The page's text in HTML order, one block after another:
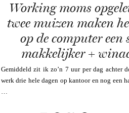
Working moms
twee muizen maken
op de computer een
makkelijker +
Gemiddeld zit ik zo’n 7 uur per dag achter
werk drie hele dagen op kantoor en nog een
…